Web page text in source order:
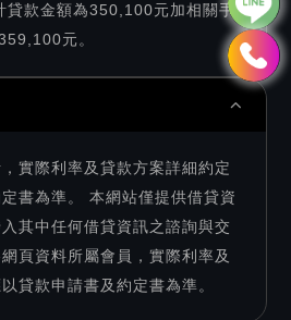
貸款金額為350,100元加相關手
元。
實際利率及貸款方案詳細約定
書為準。 本網站僅提供借貸資
其中任何借貸資訊之諮詢與交
頁資料所屬會員，實際利率及
貸款申請書及約定書為準。